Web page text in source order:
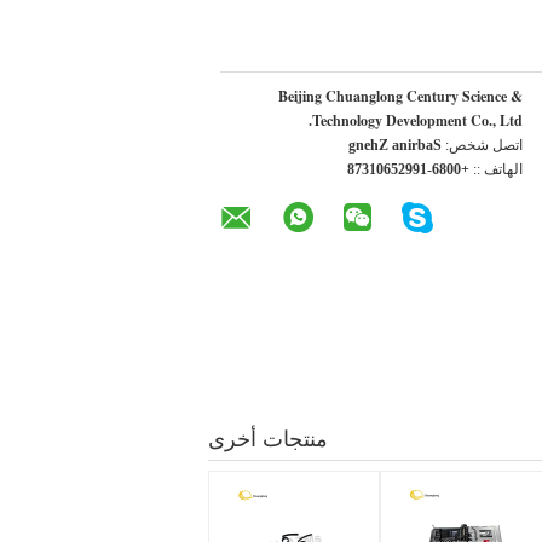
Beijing Chuanglong Century Science &
Technology Development Co., Ltd.
اتصل شخص: Sabrina Zheng
الهاتف :: +0086-19925601378
منتجات أخرى